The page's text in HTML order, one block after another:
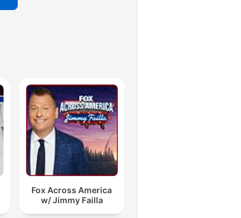
Fox Across America
w/ Jimmy Failla